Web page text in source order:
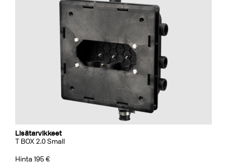
Lisätarvikkeet
T BOX 2.0 Small
Hinta 195 €